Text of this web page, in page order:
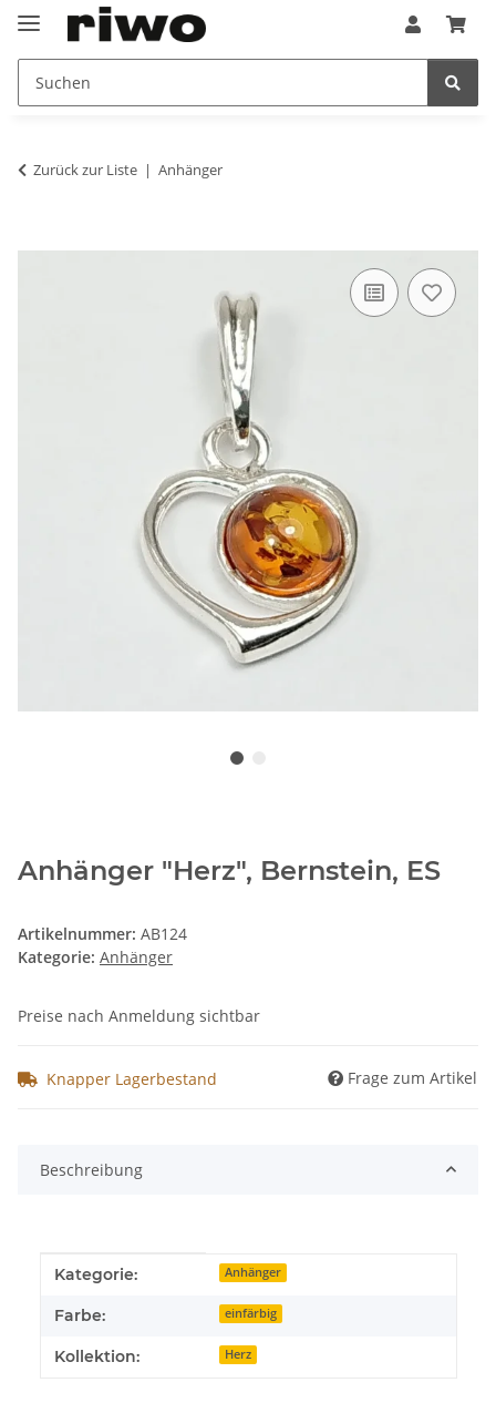
Zurück zur Liste Anhänger
Anhänger "Herz", Bernstein, ES
Artikelnummer: AB124
Kategorie: Anhänger
Preise nach Anmeldung sichtbar
Knapper Lagerbestand Frage zum Artikel
Beschreibung
Produkteigenschaft
Wert
Kategorie: Anhänger
Farbe: einfärbig
Kollektion: Herz